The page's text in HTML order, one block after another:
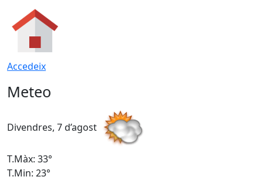
Accedeix
Meteo
Divendres, 7 d’agost
T.Màx: 33°
T.Min: 23°